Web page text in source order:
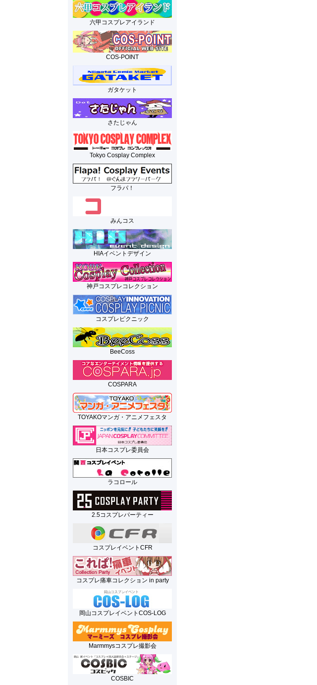
六甲コスプレアイランド
COS-POINT
ガタケット
さたじゃん
Tokyo Cosplay Complex
フラパ！
みんコス
HIAイベントデザイン
神戸コスプレコレクション
コスプレピクニック
BeeCoss
COSPARA
TOYAKOマンガ・アニメフェスタ
日本コスプレ委員会
ラコロール
2.5コスプレパーティー
コスプレイベントCFR
コスプレ痛車コレクション in party
岡山コスプレイベントCOS-LOG
Marmmysコスプレ撮影会
COSBIC